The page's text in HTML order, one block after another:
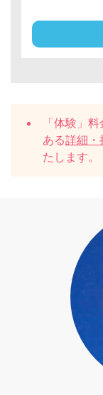
「体験」
ある詳細・
たします。